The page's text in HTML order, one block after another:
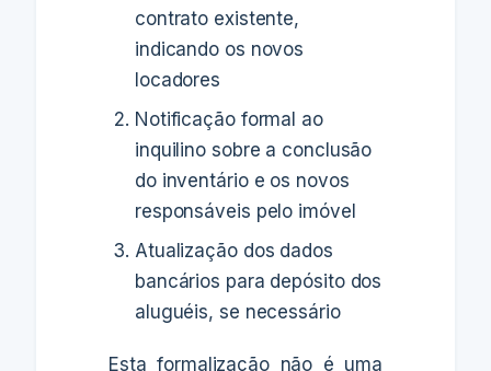
contrato existente,
indicando os novos
locadores
Notificação formal ao
inquilino sobre a conclusão
do inventário e os novos
responsáveis pelo imóvel
Atualização dos dados
bancários para depósito dos
aluguéis, se necessário
Esta formalização não é uma